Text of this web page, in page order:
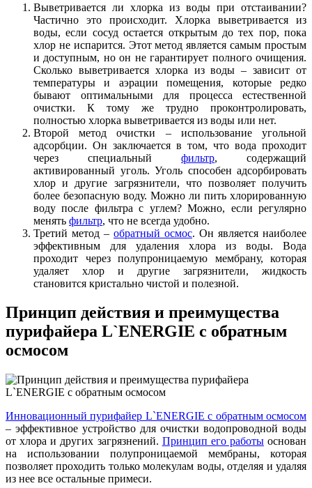
Выветривается ли хлорка из воды при отстаивании?
Частично это происходит. Хлорка выветривается из
воды, если сосуд остается открытым до тех пор, пока
хлор не испарится. Этот метод является самым простым
и доступным, но он не гарантирует полного очищения.
Сколько выветривается хлорка из воды – зависит от
температуры и аэрации помещения, которые редко
бывают оптимальными для процесса естественной
очистки. К тому же трудно проконтролировать,
полностью хлорка выветривается из воды или нет.
Второй метод очистки – использование угольной
адсорбции. Он заключается в том, что вода проходит
через специальный фильтр, содержащий
активированный уголь. Уголь способен адсорбировать
хлор и другие загрязнители, что позволяет получить
более безопасную воду. Можно ли пить хлорированную
воду после фильтра с углем? Можно, если регулярно
менять фильтр, что не всегда удобно.
Третий метод – обратный осмос. Он является наиболее
эффективным для удаления хлора из воды. Вода
проходит через полупроницаемую мембрану, которая
удаляет хлор и другие загрязнители, жидкость
становится кристально чистой и полезной.
Принцип действия и преимущества
пурифайера L`ENERGIE с обратным
осмосом
Инновационный пурифайер L`ENERGIE с обратным осмосом
– эффективное устройство для очистки водопроводной воды
от хлора и других загрязнений. Принцип его работыоснован
на использовании полупроницаемой мембраны, которая
позволяет проходить только молекулам воды, отделяя и удаляя
из нее все остальные примеси.